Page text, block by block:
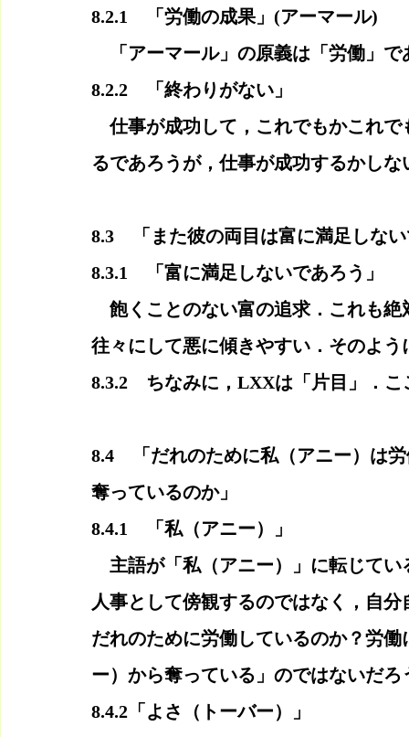
8.2.1　「労働の成果」(アーマール)
「アーマール」の原義は「労働」で
8.2.2　「終わりがない」
仕事が成功して，これでもかこれで
るであろうが，仕事が成功するかし
8.3　「また彼の両目は富に満足しな
8.3.1　「富に満足しないであろう」
飽くことのない富の追求．これも絶
往々にして悪に傾きやすい．そのよ
8.3.2　ちなみに，LXXは「片目」．
8.4　「だれのために私（アニー）は
奪っているのか」
8.4.1　「私（アニー）」
主語が「私（アニー）」に転じてい
人事として傍観するのではなく，自
だれのために労働しているのか？労
ー）から奪っている」のではないだろ
8.4.2「よさ（トーバー）」